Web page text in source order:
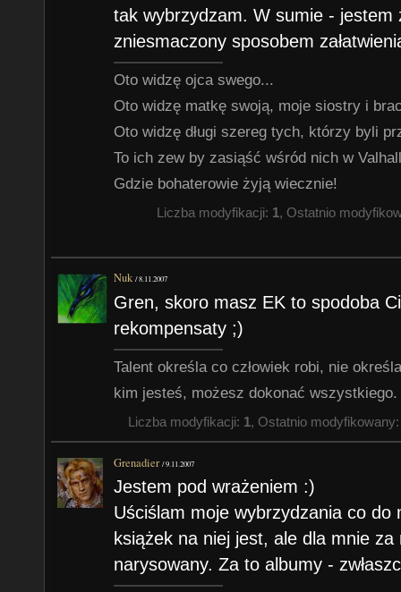
tak wybrzydzam. W sumie - jestem
zniesmaczony sposobem
Oto widzę ojca swego...
Oto widzę matkę swoją, moje siostry i
Oto widzę długi szereg tych, którzy byli
To ich zew by zasiąść wśród nich w
Gdzie bohaterowie żyją wiecznie!
Liczba modyfikacji: 1, Ostatnio
Nuk /8.11.2007
Gren, skoro masz EK to spodoba
rekompensaty ;)
Talent określa co człowiek robi, nie
kim jesteś, możesz dokonać wszystkiego.
Liczba modyfikacji: 1, Ostatnio
Grenadier /9.11.2007
Jestem pod wrażeniem :)
Uściślam moje wybrzydzania co do
książek na niej jest, ale dla mnie za
narysowany. Za to albumy -